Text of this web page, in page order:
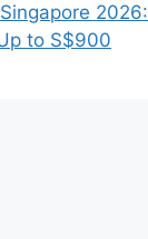
2026:
to S$900